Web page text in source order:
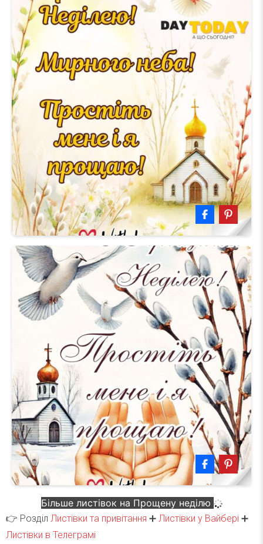
Більше листівок на Прощену неділю
👉 Розділ Листівки та привітання ➕ Листівки у Вайбері ➕
Листівки в Телеграмі